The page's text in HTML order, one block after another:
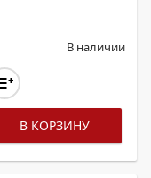
В наличии
В КОРЗИНУ